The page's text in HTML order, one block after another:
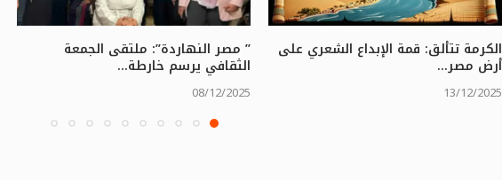
الكرمة تتألق: قمة الإبداع الشعري على
أرض مصر...
13/12/2025
” مصر النهاردة”: ملتقى الجمعة
الثقافي يرسم خارطة...
08/12/2025